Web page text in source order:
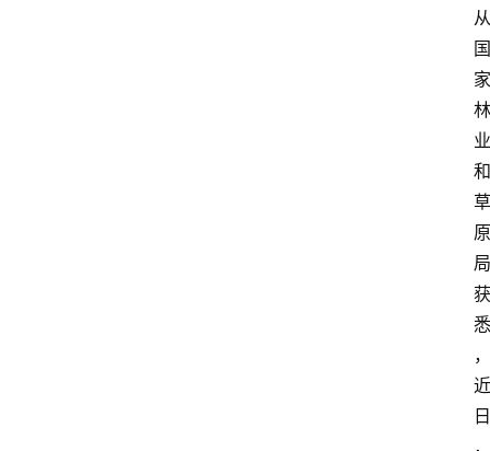
从
国
家
林
业
和
草
原
局
获
悉
，
近
日
，